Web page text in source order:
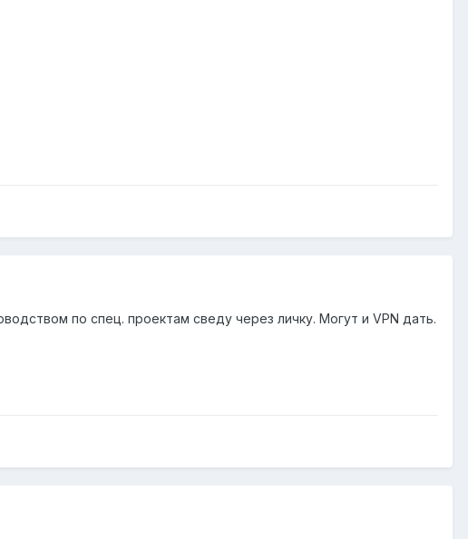
по спец. проектам сведу через личку. Могут и VPN дать.